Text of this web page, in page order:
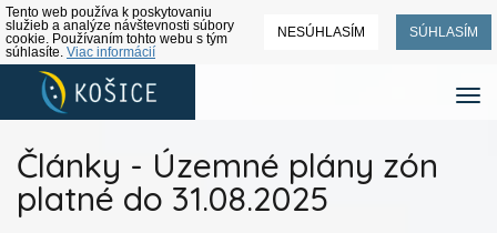
Tento web používa k poskytovaniu
služieb a analýze návštevnosti súbory
cookie. Používaním tohto webu s tým
súhlasíte. Viac informácií
NESÚHLASÍM SÚHLASÍM
Články - Územné plány zón
platné do 31.08.2025